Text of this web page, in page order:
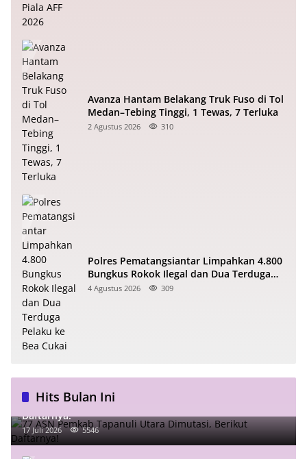
Avanza Hantam Belakang Truk Fuso di Tol
Medan–Tebing Tinggi, 1 Tewas, 7 Terluka
2 Agustus 2026 310
Polres Pematangsiantar Limpahkan 4.800
Bungkus Rokok Ilegal dan Dua Terduga
Pelaku ke Bea Cukai
4 Agustus 2026 309
Hits Bulan Ini
77 ASN Pemkab Tapanuli Utara Dimutasi, Berikut
Daftarnya!
17 Juli 2026 5546